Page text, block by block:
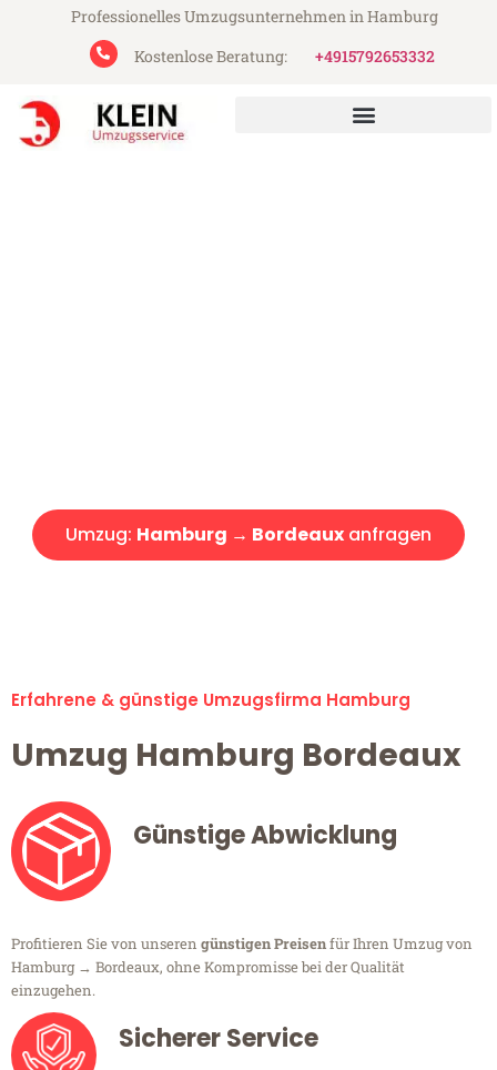
Professionelles Umzugsunternehmen in Hamburg
Kostenlose Beratung:
+4915792653332
Umzug: Hamburg → Bordeaux anfragen
Erfahrene & günstige Umzugsfirma Hamburg
Umzug Hamburg Bordeaux
Günstige Abwicklung
Profitieren Sie von unseren günstigen Preisenfür Ihren Umzug von
Hamburg → Bordeaux, ohne Kompromisse bei der Qualität
einzugehen.
Sicherer Service